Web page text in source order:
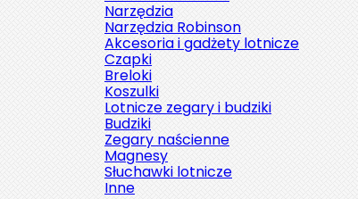
Narzędzia
Narzędzia Robinson
Akcesoria i gadżety lotnicze
Czapki
Breloki
Koszulki
Lotnicze zegary i budziki
Budziki
Zegary naścienne
Magnesy
Słuchawki lotnicze
Inne